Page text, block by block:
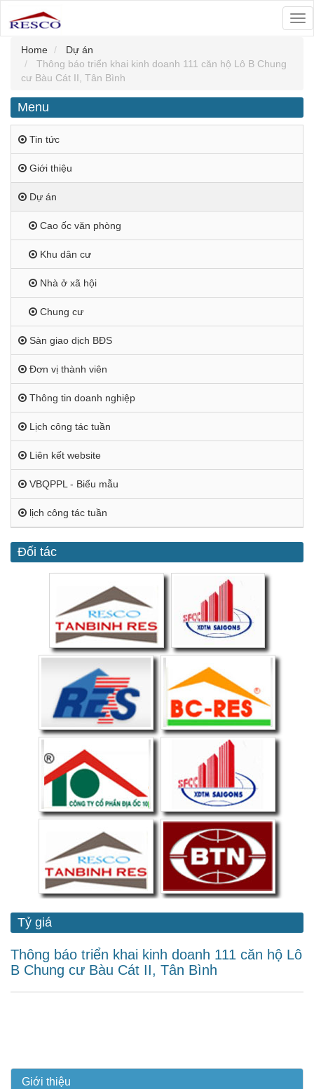
Home
Dự án
Thông báo triển khai kinh doanh 111 căn hộ Lô B Chung
cư Bàu Cát II, Tân Bình
Menu
Tin tức
Giới thiệu
Dự án
Cao ốc văn phòng
Khu dân cư
Nhà ở xã hội
Chung cư
Sàn giao dịch BĐS
Đơn vị thành viên
Thông tin doanh nghiệp
Lịch công tác tuần
Liên kết website
VBQPPL - Biểu mẫu
lịch công tác tuần
Đối tác
Tỷ giá
Thông báo triển khai kinh doanh 111 căn hộ Lô
B Chung cư Bàu Cát II, Tân Bình
Giới thiệu